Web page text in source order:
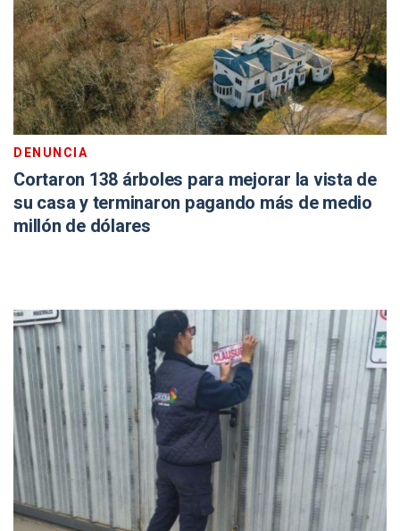
DENUNCIA
Cortaron 138 árboles para mejorar la vista de
su casa y terminaron pagando más de medio
millón de dólares